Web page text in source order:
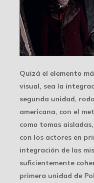
Quizá el elemento
visual, sea la
segunda unidad,
americana, con el
como tomas
con los actores en
integración de las
suficientemente
primera unidad de